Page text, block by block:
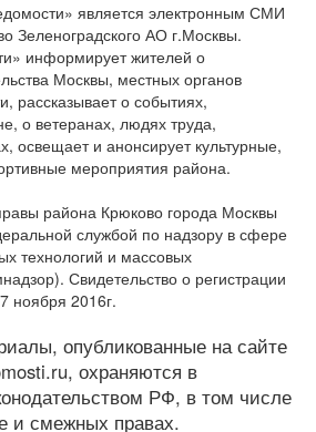
является электронным СМИ
Зеленоградского АО г.Москвы.
информирует жителей о
Москвы, местных органов
рассказывает о событиях,
о ветеранах, людях труда,
освещает и анонсирует культурные,
мероприятия района.
района Крюково города Москвы
службой по надзору в сфере
технологий и массовых
Свидетельство о регистрации
ноября 2016г.
опубликованные на сайте
охраняются в
РФ, в том числе
и смежных правах.